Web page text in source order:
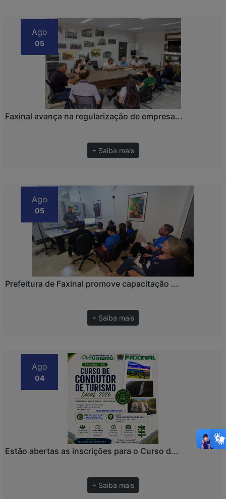
Ago
05
Faxinal avança na regularização de empresa...
+ Saiba mais
Ago
05
Prefeitura de Faxinal promove capacitação ...
+ Saiba mais
Ago
04
Estão abertas as inscrições para o Curso d...
+ Saiba mais